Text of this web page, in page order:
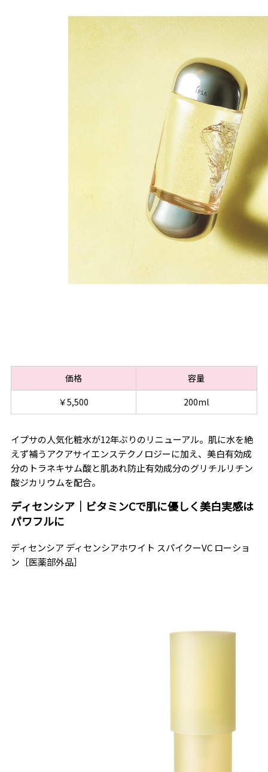
価格
容量
￥5,500
200ml
イプサの人気化粧水が12年ぶりのリニューアル。肌に水を絶
えず補うアクアサイエンステクノロジーに加え、美白有効成
分のトラネキサム酸と肌あれ防止有効成分のグリチルリチン
酸ジカリウムを配合。
ディセンシア｜ビタミンCで肌に優しく美白実感は
パワフルに
ディセンシア ディセンシアホワイト スパイクーVC ローショ
ン［医薬部外品］